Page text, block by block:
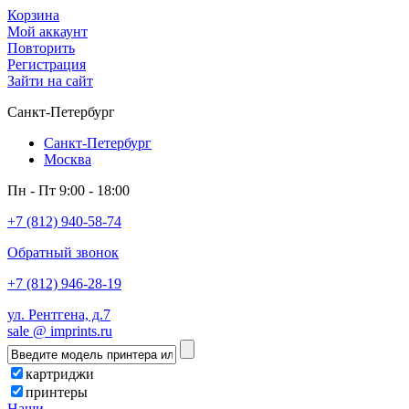
Корзина
Мой аккаунт
Повторить
Регистрация
Зайти на сайт
Санкт-Петербург
Санкт-Петербург
Москва
Пн - Пт 9:00 - 18:00
+7 (812) 940-58-74
Обратный звонок
+7 (812) 946-28-19
ул. Рентгена, д.7
sale @ imprints.ru
картриджи
принтеры